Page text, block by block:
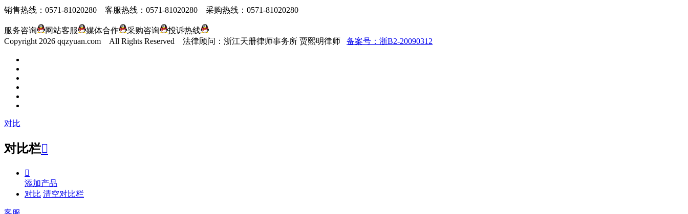
销售热线：0571-81020280 客服热线：0571-81020280 采购热线：0571-81020280
服务咨询 网站客服 媒体合作 采购咨询
投诉热线
Copyright2026 qqzyuan.com All Rights Reserved 法律顾问：浙江天册律师事务所 贾熙明律师 备案号：浙B2-20090312
对比
对比栏

添加产品
对比 清空对比栏